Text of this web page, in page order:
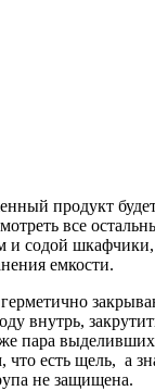
продукт
все
и содой
емкости.
герметично
внутрь,
пара
что есть щель, а
не защищена.